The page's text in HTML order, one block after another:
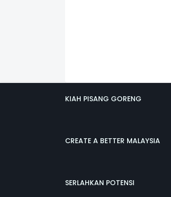
KIAH PISANG GORENG
CREATE A BETTER MALAYSIA
SERLAHKAN POTENSI